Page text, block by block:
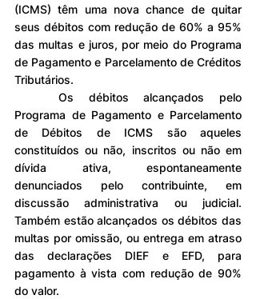
(ICMS) têm uma nova chance de quitar
seus débitos com redução de 60% a 95%
das multas e juros, por meio do Programa
de Pagamento e Parcelamento de Créditos
Tributários.
Programa de Pagamento e Parcelamento
de Débitos de ICMS são aqueles
constituídos ou não, inscritos ou não em
dívida ativa, espontaneamente
denunciados pelo contribuinte, em
discussão administrativa ou judicial.
Também estão alcançados os débitos das
multas por omissão, ou entrega em atraso
das declarações DIEF e EFD, para
pagamento à vista com redução de 90%
do valor.